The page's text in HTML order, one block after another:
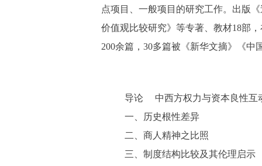
点项目、一般项目的研究工作。出版
价值观比较研究》等专著、教材18部
200余篇，30多篇被《新华文摘》《
导论 中西方权力与资本良性互
一、历史根性差异
二、商人精神之比照
三、制度结构比较及其伦理启示